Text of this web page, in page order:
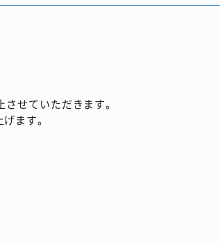
せていただきます。
ます。